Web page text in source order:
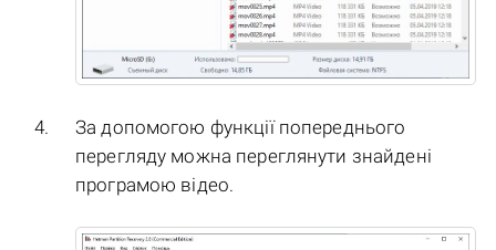
За допомогою функції попереднього
перегляду можна переглянути знайдені
програмою відео.